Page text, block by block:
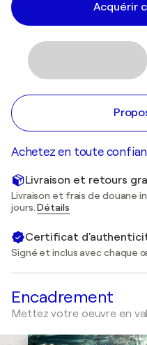
Acquérir
Achetez en toute
Livraison et retours
Livraison et frais de douane
jours.Détails
Certificat
Signé et inclus avec chaque
Encadrement
Mettez votre oeuvre en